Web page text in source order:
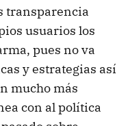
transparencia
usuarios los
pues no va
y estrategias así
mucho más
con al política